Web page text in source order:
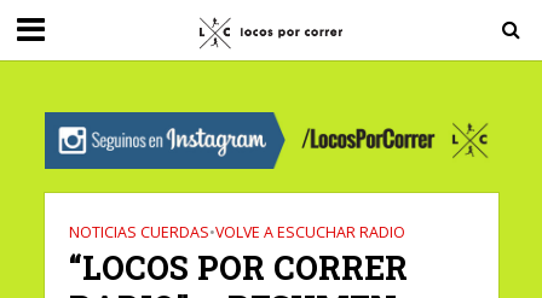
G-0X2PD3RFLV
NOTICIAS CUERDAS•VOLVE A ESCUCHAR RADIO
“LOCOS POR CORRER